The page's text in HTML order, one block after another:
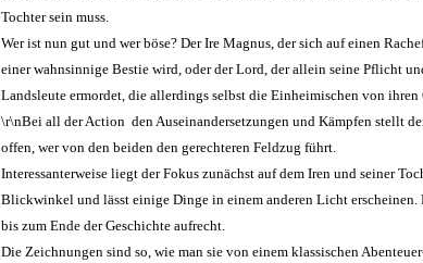
Tochter sein muss.
Wer ist nun gut und wer böse? Der Ire Magnus, der sich auf einen
einer wahnsinnige Bestie wird, oder der Lord, der allein seine Pflicht
Landsleute ermordet, die allerdings selbst die Einheimischen von ihren
\r\nBei all der Action  den Auseinandersetzungen und Kämpfen stellt
offen, wer von den beiden den gerechteren Feldzug führt.
Interessanterweise liegt der Fokus zunächst auf dem Iren und seiner
Blickwinkel und lässt einige Dinge in einem anderen Licht
bis zum Ende der Geschichte aufrecht.
Die Zeichnungen sind so, wie man sie von einem klassischen